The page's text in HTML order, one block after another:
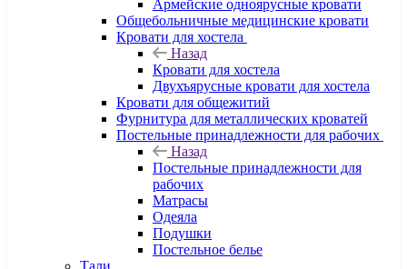
Армейские одноярусные кровати
Общебольничные медицинские кровати
Кровати для хостела
Назад
Кровати для хостела
Двухъярусные кровати для хостела
Кровати для общежитий
Фурнитура для металлических кроватей
Постельные принадлежности для рабочих
Назад
Постельные принадлежности для
рабочих
Матрасы
Одеяла
Подушки
Постельное белье
Тали